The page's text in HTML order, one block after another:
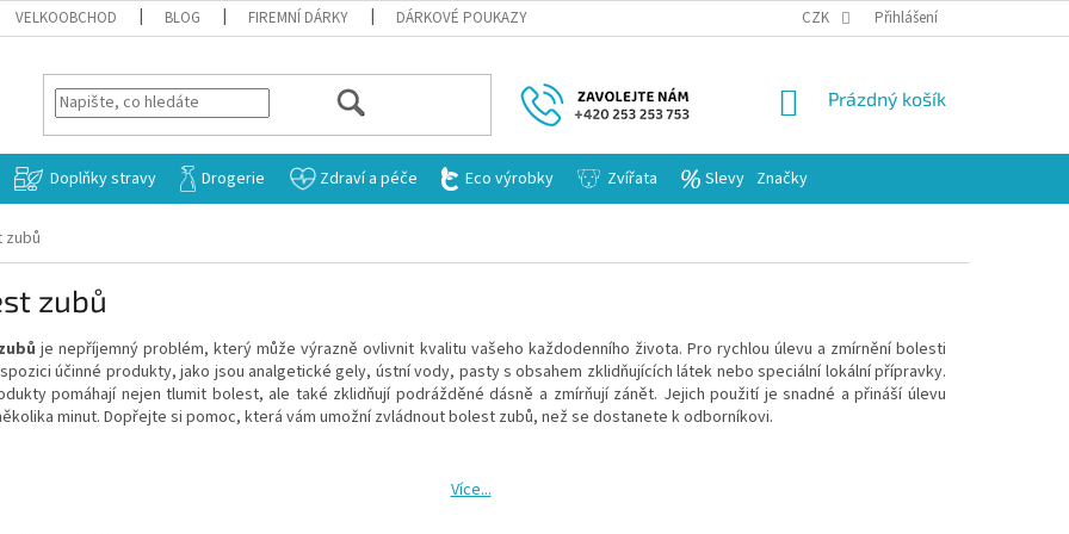
VELKOOBCHOD BLOG FIREMNÍ DÁRKY DÁRKOVÉ POUKAZY CZK Přihlášení
HLEDAT
NÁKUPNÍ
Prázdný košík
Doplňky stravy Drogerie Zdraví a péče Eco výrobky Zvířata Slevy Značky
zubů
zubů
je nepříjemný problém, který může výrazně ovlivnit kvalitu vašeho každodenního života. Pro rychlou úlevu a zmírnění bolesti
účinné produkty, jako jsou analgetické gely, ústní vody, pasty s obsahem zklidňujících látek nebo speciální lokální přípravky.
pomáhají nejen tlumit bolest, ale také zklidňují podrážděné dásně a zmírňují zánět. Jejich použití je snadné a přináší úlevu
minut. Dopřejte si pomoc, která vám umožní zvládnout bolest zubů, než se dostanete k odborníkovi.
Více...